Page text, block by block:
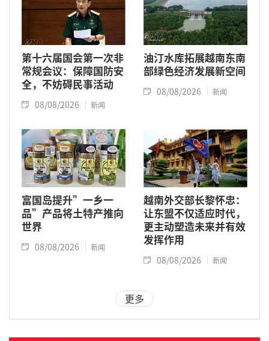
第十六届国会第一次非
常规会议：保障国防安
全，不妨碍民事活动
08/08/2026 新闻
油汀水库拓展越南东南
部绿色经济发展新空间
08/08/2026 新闻
富国岛提升”一乡一
品”产品将土特产推向
世界
08/08/2026 新闻
越南外交部长黎怀忠：
让东盟不仅适应时代，
更主动塑造未来并有效
发挥作用
08/08/2026 新闻
更多